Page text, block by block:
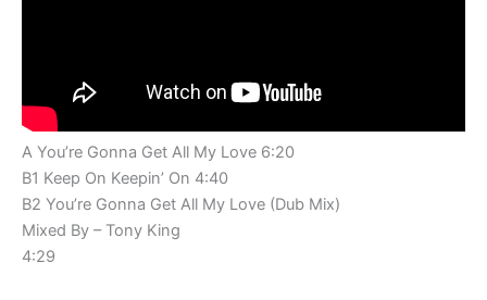
A You’re Gonna Get All My Love 6:20
B1 Keep On Keepin’ On 4:40
B2 You’re Gonna Get All My Love (Dub Mix)
Mixed By – Tony King
4:29